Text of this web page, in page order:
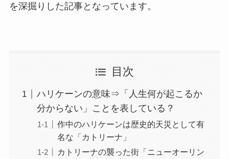
を深掘りした記事となっています。
目次
ハリケーンの意味⇒「人生何が起こるか
分からない」ことを表している？
作中のハリケーンは歴史的天災として有
名な「カトリーナ」
カトリーナの襲った街「ニューオーリン